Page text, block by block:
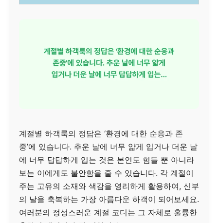
계절별 하객룩의 정답은 ‘환경에 대한 순응과 존
중’에 있습니다. 추운 날에 너무 얇게 입거나 더운 날
에 너무 답답하게 입는 것은 본인도 힘들 뿐 아니라
보는 이에게도 불안함을 줄 수 있습니다. 각 계절이
주는 고유의 소재와 색감을 영리하게 활용하여, 신부
의 날을 축복하는 가장 아름다운 하객이 되어보세요.
여러분의 정성스러운 계절 코디는 그 자체로 훌륭한